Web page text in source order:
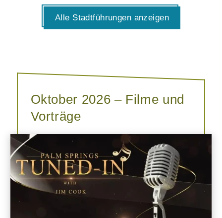
Alle Stadtführungen anzeigen
Oktober 2026 – Filme und
Vorträge